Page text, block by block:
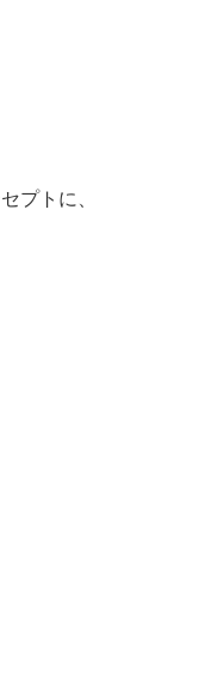
プトに、